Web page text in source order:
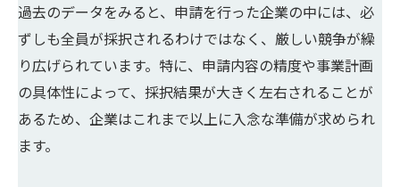
過去のデータをみると、申請を行った企業の中には、必
ずしも全員が採択されるわけではなく、厳しい競争が繰
り広げられています。特に、申請内容の精度や事業計画
の具体性によって、採択結果が大きく左右されることが
あるため、企業はこれまで以上に入念な準備が求められ
ます。